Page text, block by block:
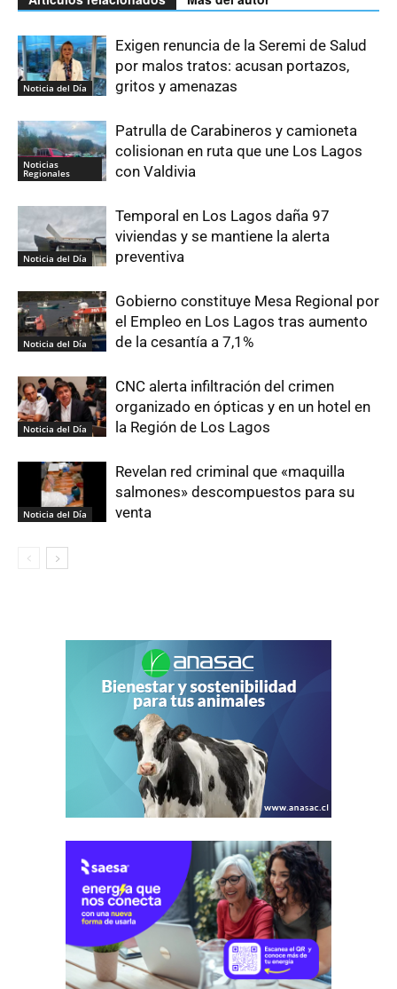
Noticia del Día
Exigen renuncia de la Seremi de Salud
por malos tratos: acusan portazos,
gritos y amenazas
Noticias
Regionales
Patrulla de Carabineros y camioneta
colisionan en ruta que une Los Lagos
con Valdivia
Noticia del Día
Temporal en Los Lagos daña 97
viviendas y se mantiene la alerta
preventiva
Noticia del Día
Gobierno constituye Mesa Regional por
el Empleo en Los Lagos tras aumento
de la cesantía a 7,1%
Noticia del Día
CNC alerta infiltración del crimen
organizado en ópticas y en un hotel en
la Región de Los Lagos
Noticia del Día
Revelan red criminal que «maquilla
salmones» descompuestos para su
venta